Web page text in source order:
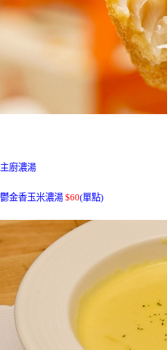
主廚濃湯
鬱金香玉米濃湯 $60(單點)